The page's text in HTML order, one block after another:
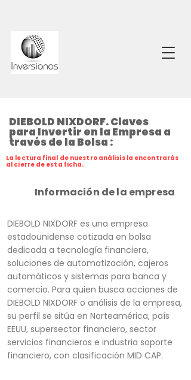
DIEBOLD NIXDORF. Claves
para Invertir en la Empresa a
través de la Bolsa :
La lectura final de nuestro análisis la encontrarás
al cierre de esta ficha.
Información de la empresa
DIEBOLD NIXDORF es una empresa
estadounidense cotizada en bolsa
dedicada a tecnología financiera,
soluciones de automatización, cajeros
automáticos y sistemas para banca y
comercio. Para quien busca acciones de
DIEBOLD NIXDORF o análisis de la empresa,
su perfil se sitúa en Norteamérica, país
EEUU, supersector financiero, sector
servicios financieros e industria soporte
financiero, con clasificación MID CAP.